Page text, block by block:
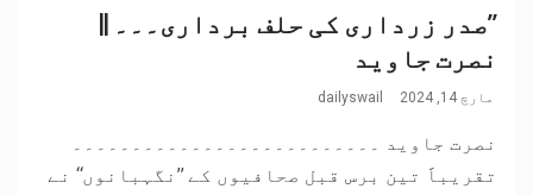
’’صدر زرداری کی حلف برداری۔۔۔ ||
نصرت جاوید
مارچ 14, 2024 dailyswail
نصرت جاوید ۔۔۔۔۔۔۔۔۔۔۔۔۔۔۔۔۔۔۔۔۔۔۔۔۔۔
تقریباََ تین برس قبل صحافیوں کے ’’نگہبانوں‘‘ نے